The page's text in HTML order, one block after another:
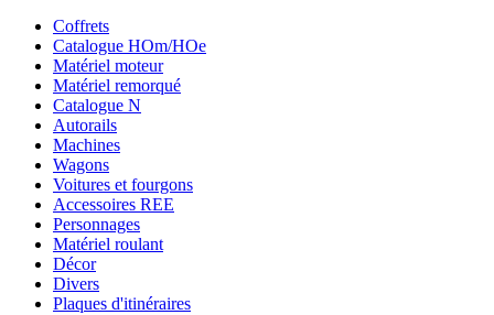
Coffrets
Catalogue HOm/HOe
Matériel moteur
Matériel remorqué
Catalogue N
Autorails
Machines
Wagons
Voitures et fourgons
Accessoires REE
Personnages
Matériel roulant
Décor
Divers
Plaques d'itinéraires